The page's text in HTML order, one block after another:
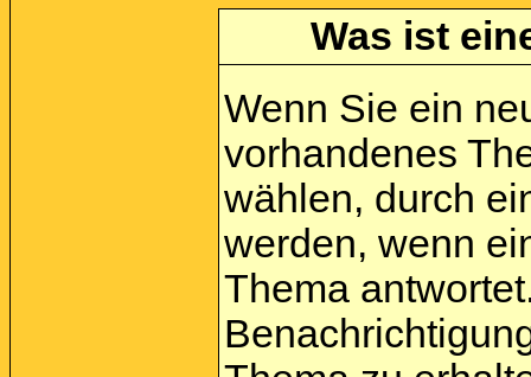
Was ist
Wenn Sie ein
vorhandenes
wählen, durch
werden, wenn
Thema